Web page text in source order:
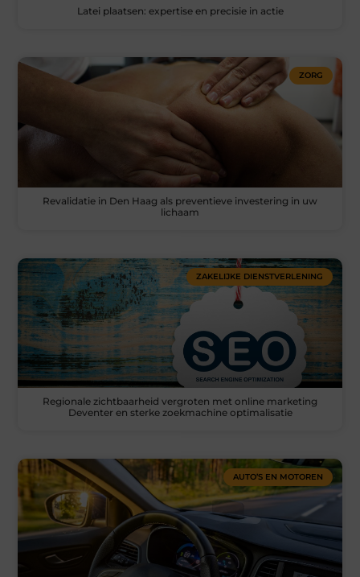
Latei plaatsen: expertise en precisie in actie
ZORG
Revalidatie in Den Haag als preventieve investering in uw
lichaam
ZAKELIJKE DIENSTVERLENING
Regionale zichtbaarheid vergroten met online marketing
Deventer en sterke zoekmachine optimalisatie
AUTO’S EN MOTOREN